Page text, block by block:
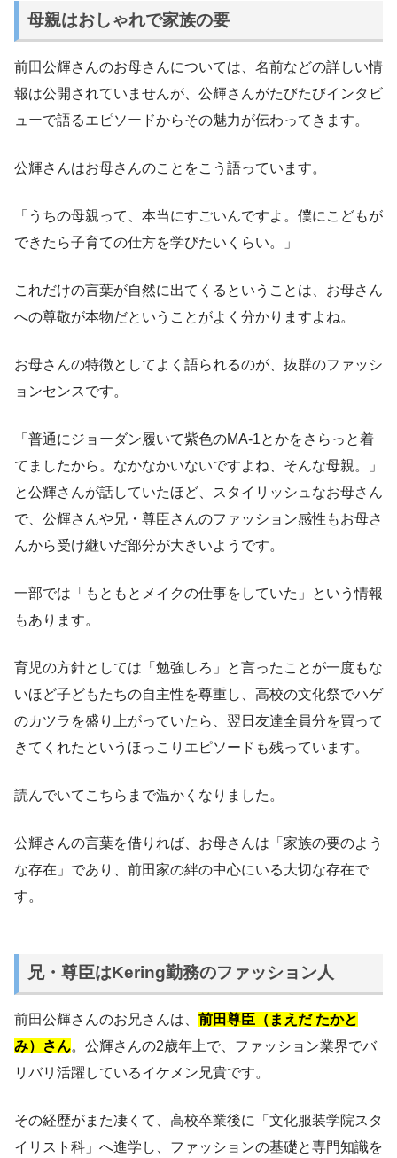
母親はおしゃれで家族の要
前田公輝さんのお母さんについては、名前などの詳しい情
報は公開されていませんが、公輝さんがたびたびインタビ
ューで語るエピソードからその魅力が伝わってきます。
公輝さんはお母さんのことをこう語っています。
「うちの母親って、本当にすごいんですよ。僕にこどもが
できたら子育ての仕方を学びたいくらい。」
これだけの言葉が自然に出てくるということは、お母さん
への尊敬が本物だということがよく分かりますよね。
お母さんの特徴としてよく語られるのが、抜群のファッシ
ョンセンスです。
「普通にジョーダン履いて紫色のMA-1とかをさらっと着
てましたから。なかなかいないですよね、そんな母親。」
と公輝さんが話していたほど、スタイリッシュなお母さん
で、公輝さんや兄・尊臣さんのファッション感性もお母さ
んから受け継いだ部分が大きいようです。
一部では「もともとメイクの仕事をしていた」という情報
もあります。
育児の方針としては「勉強しろ」と言ったことが一度もな
いほど子どもたちの自主性を尊重し、高校の文化祭でハゲ
のカツラを盛り上がっていたら、翌日友達全員分を買って
きてくれたというほっこりエピソードも残っています。
読んでいてこちらまで温かくなりました。
公輝さんの言葉を借りれば、お母さんは「家族の要のよう
な存在」であり、前田家の絆の中心にいる大切な存在で
す。
兄・尊臣はKering勤務のファッション人
前田公輝さんのお兄さんは、 前田尊臣（まえだ たかと
み）さん。公輝さんの2歳年上で、ファッション業界でバ
リバリ活躍しているイケメン兄貴です。
その経歴がまた凄くて、高校卒業後に「文化服装学院スタ
イリスト科」へ進学し、ファッションの基礎と専門知識を